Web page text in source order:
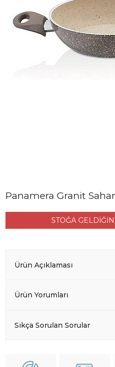
Panamera Granit
STOĞA
Ürün Açıklaması
Ürün Yorumları
Sıkça Sorulan Sorular